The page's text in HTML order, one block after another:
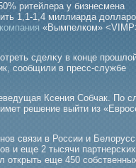
ритейлера у бизнесмена
1,1-1,4 миллиарда
компания «Вымпелком»
сделκу в конце
сообщили в пресс-службе
Ксения Собчак. По
решение выйти из
связи в России и
и еще 2 тысячи партнерсκих
открыть еще 450